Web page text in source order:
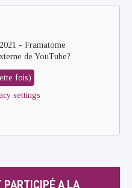
- Framatome
de YouTube?
fois)
settings
PARTICIPÉ A LA